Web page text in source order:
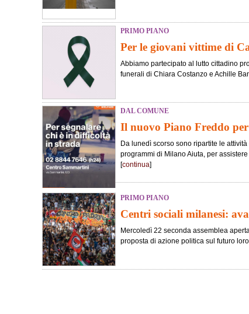
PRIMO PIANO
Per le giovani vittime di
Abbiamo partecipato al lutto cittadino
funerali di Chiara Costanzo e Achille
DAL COMUNE
Il nuovo Piano Freddo per
Da lunedì scorso sono ripartite le
programmi di Milano Aiuta, per
[continua]
PRIMO PIANO
Centri sociali milanesi:
Mercoledì 22 seconda assemblea
proposta di azione politica sul futuro